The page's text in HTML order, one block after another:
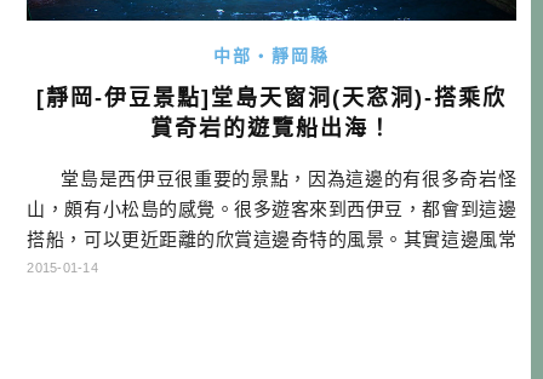
中部・靜岡縣
[靜岡-伊豆景點]堂島天窗洞(天窓洞)-搭乘欣
賞奇岩的遊覽船出海！
堂島是西伊豆很重要的景點，因為這邊的有很多奇岩怪
山，頗有小松島的感覺。很多遊客來到西伊豆，都會到這邊
搭船，可以更近距離的欣賞這邊奇特的風景。其實這邊風常
常很大，海相常常不是很好，所以開船的船長，一定要經過
2015-01-14